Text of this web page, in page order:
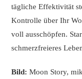
tägliche Effektivität
Kontrolle über Ihr
voll ausschöpfen.
schmerzfreieres
Bild: Moon Story,